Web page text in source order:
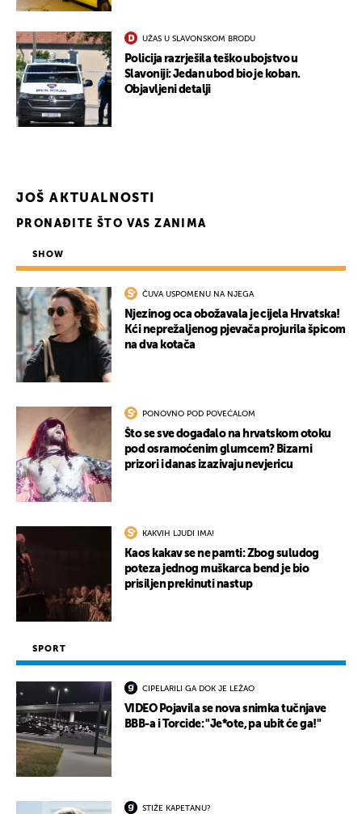
UŽAS U SLAVONSKOM BRODU
Policija razrješila teško ubojstvo u
Slavoniji: Jedan ubod bio je koban.
Objavljeni detalji
JOŠ AKTUALNOSTI
PRONAĐITE ŠTO VAS ZANIMA
SHOW
ČUVA USPOMENU NA NJEGA
Njezinog oca obožavala je cijela Hrvatska!
Kći neprežaljenog pjevača projurila špicom
na dva kotača
PONOVNO POD POVEĆALOM
Što se sve događalo na hrvatskom otoku
pod osramoćenim glumcem? Bizarni
prizori i danas izazivaju nevjericu
KAKVIH LJUDI IMA!
Kaos kakav se ne pamti: Zbog suludog
poteza jednog muškarca bend je bio
prisiljen prekinuti nastup
SPORT
CIPELARILI GA DOK JE LEŽAO
VIDEO Pojavila se nova snimka tučnjave
BBB-a i Torcide: "Je*ote, pa ubit će ga!"
STIŽE KAPETANU?